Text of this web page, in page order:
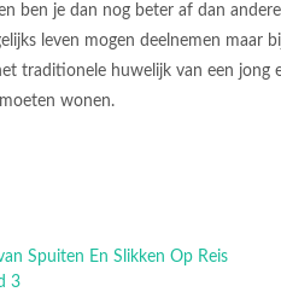
ben je dan nog beter af dan
leven mogen deelnemen maar
traditionele huwelijk van een
wonen.
Spuiten En Slikken Op Reis
3